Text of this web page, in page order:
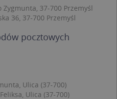
37-700 Przemyśl
36, 37-700 Przemyśl
pocztowych
Ulica (37-700)
Ulica (37-700)
Niesklasyfikowane
internetowej, takich
i zarządzanie kontem.
nie można
strony internetowej.
.targeo.pl